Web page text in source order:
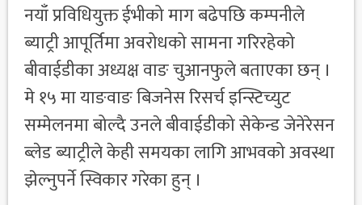
नयाँ प्रविधियुक्त ईभीको माग बढेपछि कम्पनीले
ब्याट्री आपूर्तिमा अवरोधको सामना गरिरहेको
बीवाईडीका अध्यक्ष वाङ चुआनफुले बताएका छन् ।
मे १५ मा याङवाङ बिजनेस रिसर्च इन्स्टिच्युट
सम्मेलनमा बोल्दै उनले बीवाईडीको सेकेन्ड जेनेरेसन
ब्लेड ब्याट्रीले केही समयका लागि आभवको अवस्था
झेल्नुपर्ने स्विकार गरेका हुन् ।